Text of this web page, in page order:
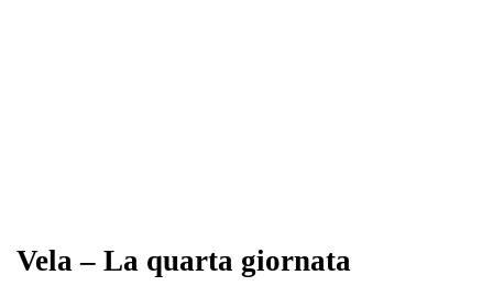
Vela – La quarta giornata